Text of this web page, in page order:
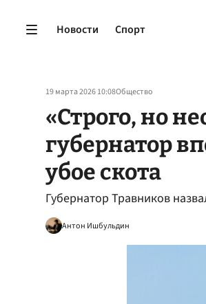
Новости Спорт
19 марта 2026 10:08Общество
«Строго, но
губернатор
убое скота
Губернатор Травников
Антон Ишбульдин